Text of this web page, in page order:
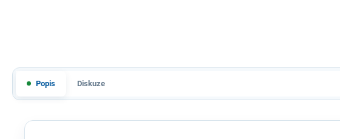
Popis Diskuze